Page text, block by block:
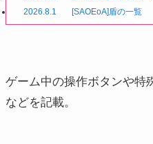
2026.8.1
[SAOEoA]盾の一覧
ゲーム中の操作ボタンや特
などを記載。